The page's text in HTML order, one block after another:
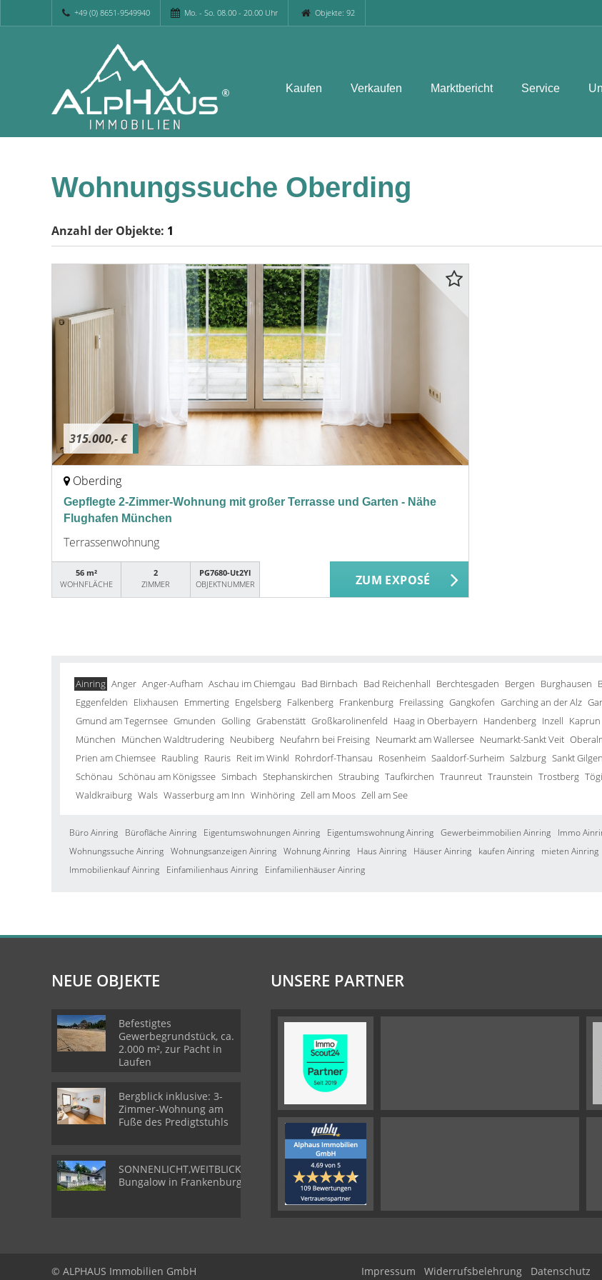
+49 (0) 8651-9549940 Mo. - So. 08.00 - 20.00 Uhr Objekte: 92
Kaufen Verkaufen Marktbericht Service
Wohnungssuche Oberding
Anzahl der Objekte: 1
315.000,- €
Oberding
Gepflegte 2-Zimmer-Wohnung mit großer Terrasse und Garten - Nähe
Flughafen München
Terrassenwohnung
56 m²
WOHNFLÄCHE
2
ZIMMER
PG7680-Ut2Yl
OBJEKTNUMMER
ZUM EXPOSÉ
Ainring Anger Anger-Aufham Aschau im Chiemgau Bad Birnbach Bad Reichenhall Berchtesgaden Bergen Burghausen
Eggenfelden Elixhausen Emmerting Engelsberg Falkenberg Frankenburg Freilassing Gangkofen Garching an der Alz
Gmund am Tegernsee Gmunden Golling Grabenstätt Großkarolinenfeld Haag in Oberbayern Handenberg Inzell Kaprun
München München Waldtrudering Neubiberg Neufahrn bei Freising Neumarkt am Wallersee Neumarkt-Sankt Veit
Prien am Chiemsee Raubling Rauris Reit im Winkl Rohrdorf-Thansau Rosenheim Saaldorf-Surheim Salzburg Sankt Gilgen
Schönau Schönau am Königssee Simbach Stephanskirchen Straubing Taufkirchen Traunreut Traunstein Trostberg
Waldkraiburg Wals Wasserburg am Inn Winhöring Zell am Moos Zell am See
Büro Ainring Bürofläche Ainring Eigentumswohnungen Ainring Eigentumswohnung Ainring Gewerbeimmobilien Ainring Immo
Wohnungssuche Ainring Wohnungsanzeigen Ainring Wohnung Ainring Haus Ainring Häuser Ainring kaufen Ainring mieten Ainring
Immobilienkauf Ainring
Einfamilienhaus Ainring Einfamilienhäuser Ainring
NEUE OBJEKTE
Befestigtes
Gewerbegrundstück, ca.
2.000 m², zur Pacht in
Laufen
Bergblick inklusive: 3-
Zimmer-Wohnung am
Fuße des Predigtstuhls
SONNENLICHT,WEITBLICK,WOHLGEFÜHL-
Bungalow in Frankenburg
UNSERE PARTNER
© ALPHAUS Immobilien GmbH Impressum Widerrufsbelehrung Datenschutz